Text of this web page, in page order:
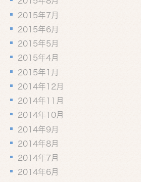
2015年7月
2015年6月
2015年5月
2015年4月
2015年1月
2014年12月
2014年11月
2014年10月
2014年9月
2014年8月
2014年7月
2014年6月